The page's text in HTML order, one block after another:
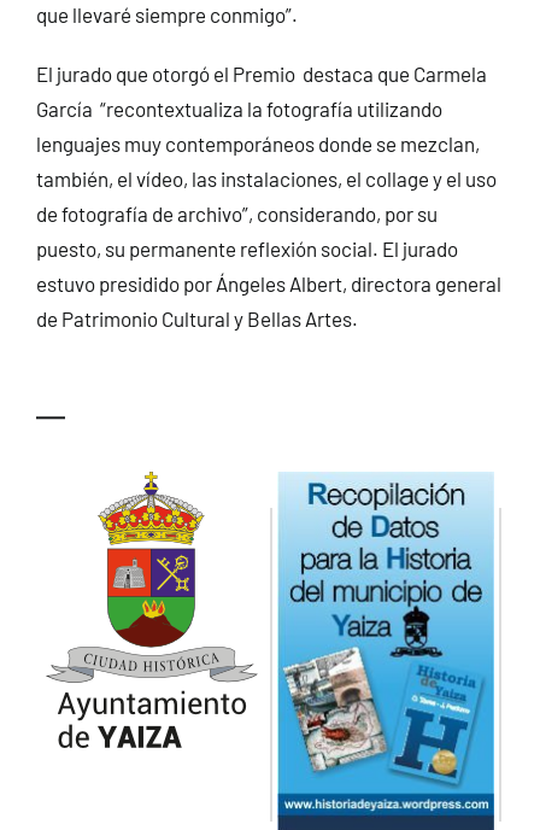
que llevaré siempre conmigo”.
El jurado que otorgó el Premio destaca que Carmela
García “recontextualiza la fotografía utilizando
lenguajes muy contemporáneos donde se mezclan,
también, el vídeo, las instalaciones, el collage y el uso
de fotografía de archivo”, considerando, por su
puesto, su permanente reflexión social. El jurado
estuvo presidido por Ángeles Albert, directora general
de Patrimonio Cultural y Bellas Artes.
—